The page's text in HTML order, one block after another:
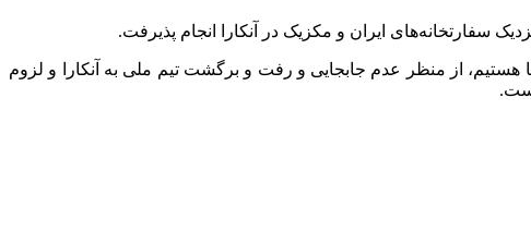
هستیم، از منظر عدم جابجایی و رفت و برگشت تیم ملی به آنکارا و لزوم